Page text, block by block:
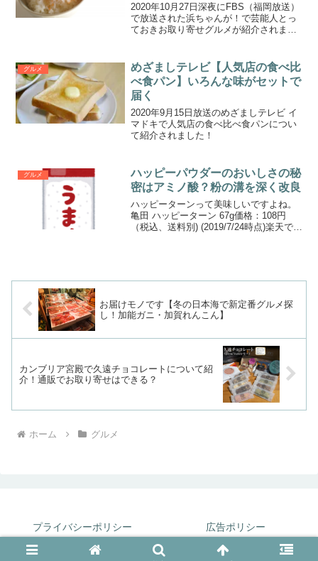
2020年10月27日深夜にFBS（福岡放送）
で放送された浜ちゃんが！で芸能人とっ
ておきお取り寄せグルメが紹介されまし
グルメ
めざましテレビ【人気店の食べ比
べ食パン】いろんな味がセットで
届く
2020年9月15日放送のめざましテレビ イ
マドキで人気店の食べ比べ食パンについ
て紹介されました！
グルメ
ハッピーパウダーのおいしさの秘
密はアミノ酸？粉の溝を深く改良
ハッピーターンって美味しいですよね。
亀田 ハッピーターン 67g価格：108円
（税込、送料別) (2019/7/24時点)楽天で購
お届けモノです【冬の日本海で新定番グルメ探
し！加能ガニ・加賀れんこん】
カンブリア宮殿で久遠チョコレートについて紹
介！通販でお取り寄せはできる？
ホーム グルメ
プライバシーポリシー 広告ポリシー
© 2019-2026 Tsuki's House.